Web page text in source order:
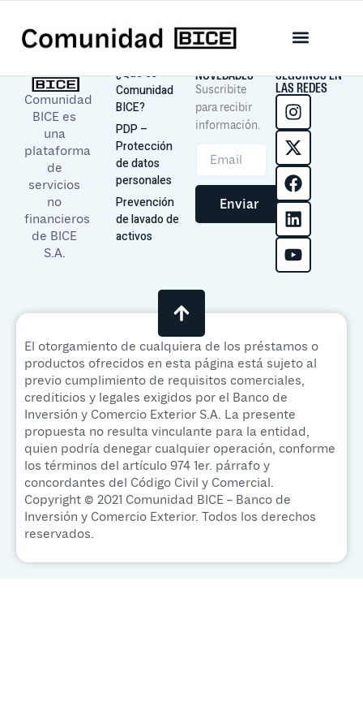
Comunidad
BICE es
una
plataforma
de
servicios
no
financieros
de BICE
S.A.
¿Qué es
Comunidad
BICE?
PDP –
Protección
de datos
personales
Prevención
de lavado de
activos
NOVEDADES
Suscribite
para recibir
información.
Enviar
SEGUINOS EN
LAS REDES
El otorgamiento de cualquiera de los préstamos o
productos ofrecidos en esta página está sujeto al
previo cumplimiento de requisitos comerciales,
crediticios y legales exigidos por el Banco de
Inversión y Comercio Exterior S.A. La presente
propuesta no resulta vinculante para la entidad,
quien podría denegar cualquier operación, conforme
los términos del artículo 974 1er. párrafo y
concordantes del Código Civil y Comercial.
Copyright © 2021 Comunidad BICE – Banco de
Inversión y Comercio Exterior. Todos los derechos
reservados.